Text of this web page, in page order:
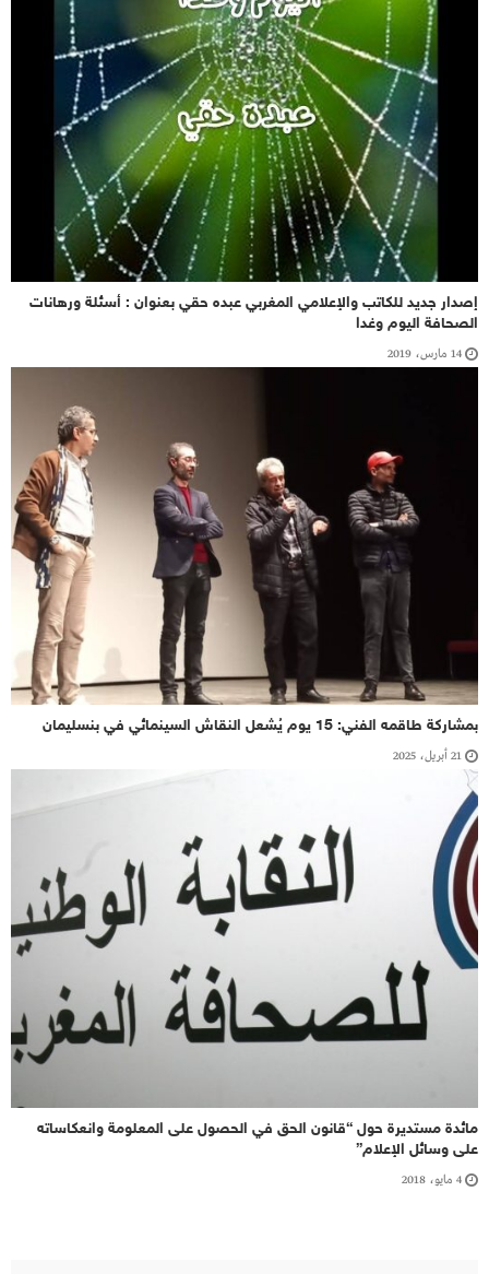
إصدار جديد للكاتب والإعلامي المغربي عبده حقي بعنوان : أسئلة ورهانات
الصحافة اليوم وغدا
14 مارس، 2019
بمشاركة طاقمه الفني: 15 يوم يُشعل النقاش السينمائي في بنسليمان
21 أبريل، 2025
مائدة مستديرة حول “قانون الحق في الحصول على المعلومة وانعكاساته
على وسائل الإعلام”
4 مايو، 2018